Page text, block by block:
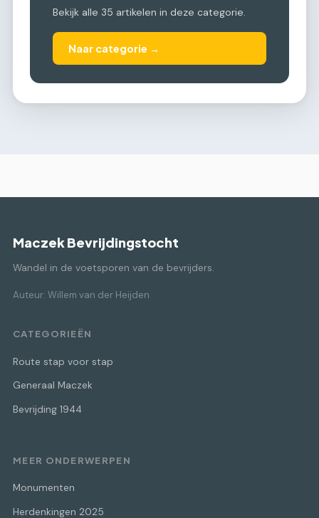
Bekijk alle 35 artikelen in deze categorie.
Naar categorie →
Maczek Bevrijdingstocht
Wandel in de voetsporen van de bevrijders.
Auteur: Willem van der Heijden
CATEGORIEËN
Route stap voor stap
Generaal Maczek
Bevrijding 1944
MEER ONDERWERPEN
Monumenten
Herdenkingen 2025